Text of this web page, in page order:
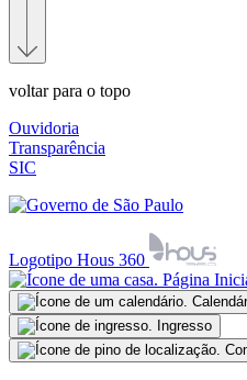
voltar para o topo
Ouvidoria
Transparência
SIC
Logotipo Hous 360
Página
Ingresso